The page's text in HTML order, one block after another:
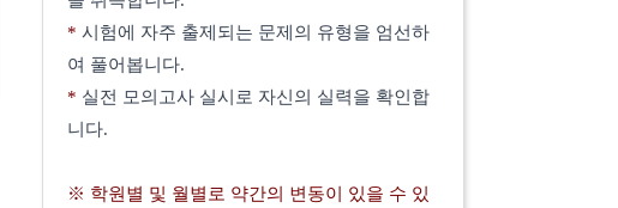
*시험에 자주 출제되는 문제의 유형을 엄선하
여 풀어봅니다.
* 실전 모의고사 실시로 자신의 실력을 확인합
니다.
※ 학원별 및 월별로 약간의 변동이 있을 수 있